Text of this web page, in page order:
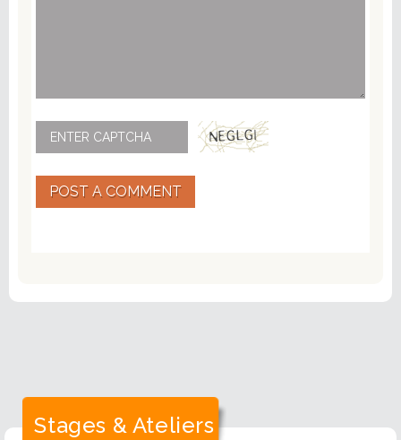
POST A COMMENT
Stages & Ateliers